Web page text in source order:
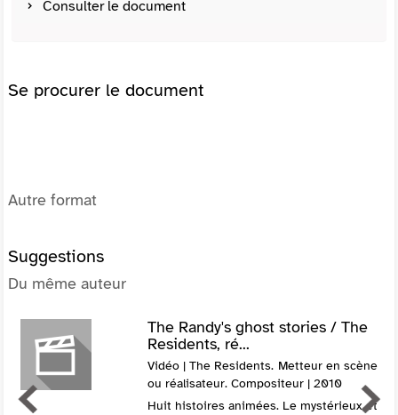
Consulter le document
Se procurer le document
Autre format
Suggestions
Du même auteur
The Randy's ghost stories / The
Residents, ré...
Vidéo | The Residents. Metteur en scène
ou réalisateur. Compositeur | 2010
Huit histoires animées. Le mystérieux et